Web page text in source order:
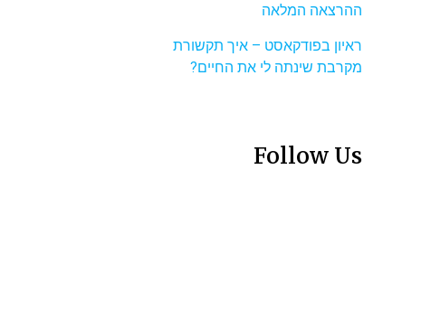
ההרצאה המלאה
ראיון בפודקאסט – איך תקשורת
מקרבת שינתה לי את החיים?
Follow Us